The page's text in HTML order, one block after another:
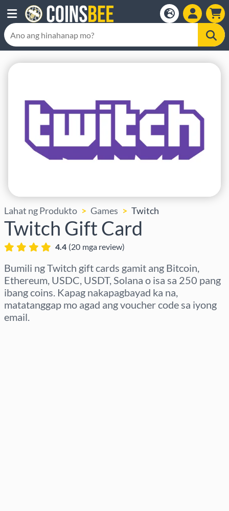
Lahat ng Produkto Games Twitch
Twitch Gift Card
4.4 (20 mga review)
Bumili ng Twitch gift cards gamit ang Bitcoin,
Ethereum, USDC, USDT, Solana o isa sa 250 pang
ibang coins. Kapag nakapagbayad ka na,
matatanggap mo agad ang voucher code sa iyong
email.